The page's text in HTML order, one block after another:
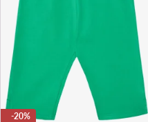
-20%